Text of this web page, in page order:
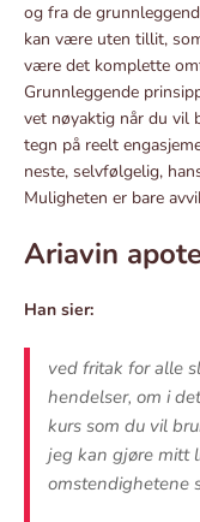
og fra de
kan være uten tillit,
være det komplette
Grunnleggende
vet nøyaktig når du vil
tegn på reelt
neste, selvfølgelig,
Muligheten er bare
Ariavin
Han sier:
ved fritak for alle
hendelser, om i
kurs som du vil
jeg kan gjøre mitt
omstendighetene